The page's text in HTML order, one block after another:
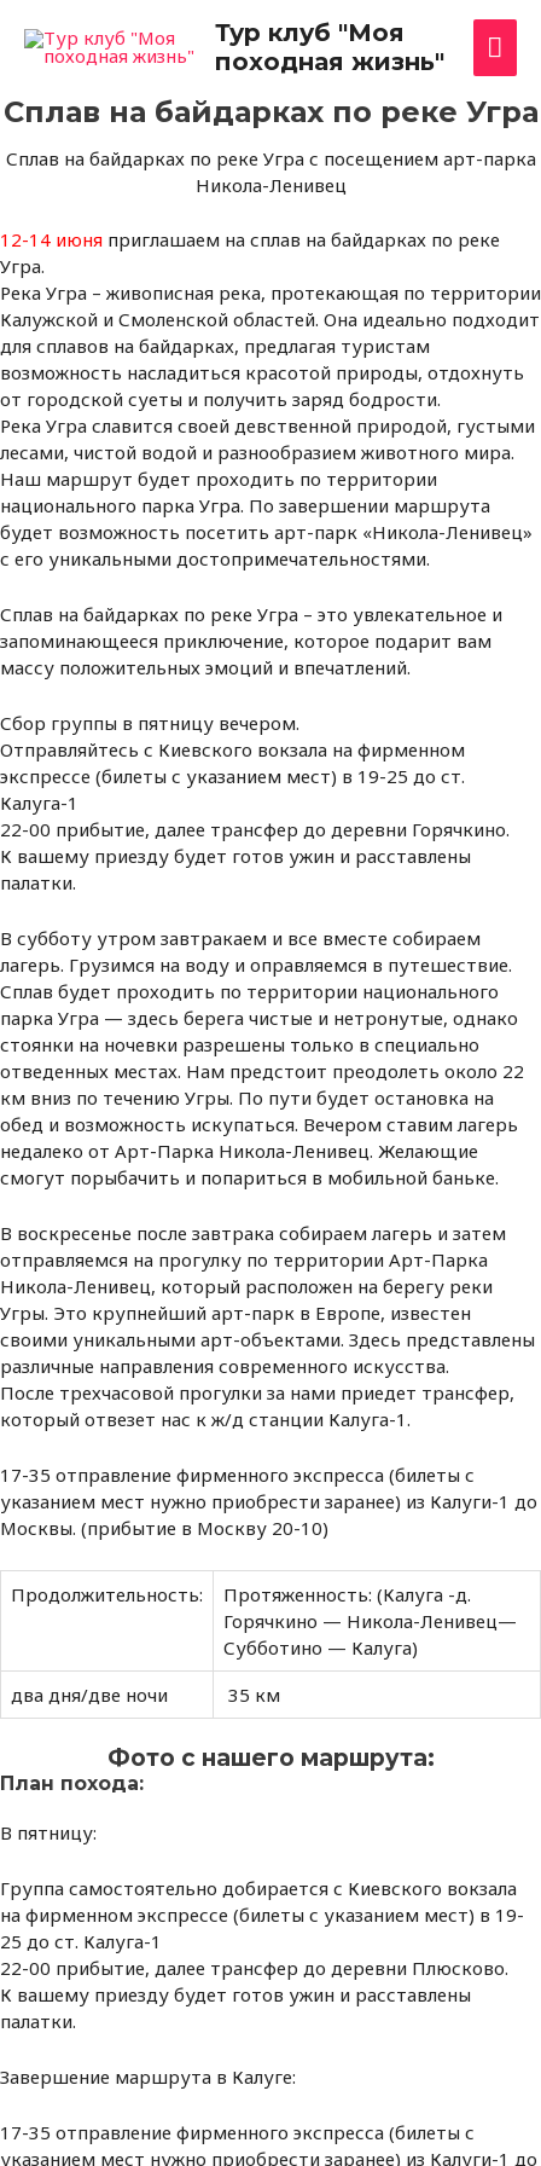
содержимому
Тур клуб "Моя
походная жизнь"
Сплав на байдарках по реке Угра
Сплав на байдарках по реке Угра с посещением арт-парка
Никола-Ленивец
12-14 июня приглашаем на сплав на байдарках по реке
Угра.
Река Угра – живописная река, протекающая по территории
Калужской и Смоленской областей. Она идеально подходит
для сплавов на байдарках, предлагая туристам
возможность насладиться красотой природы, отдохнуть
от городской суеты и получить заряд бодрости.
Река Угра славится своей девственной природой, густыми
лесами, чистой водой и разнообразием животного мира.
Наш маршрут будет проходить по территории
национального парка Угра. По завершении маршрута
будет возможность посетить арт-парк «Никола-Ленивец»
с его уникальными достопримечательностями.
Сплав на байдарках по реке Угра – это увлекательное и
запоминающееся приключение, которое подарит вам
массу положительных эмоций и впечатлений.
Сбор группы в пятницу вечером.
Отправляйтесь с Киевского вокзала на фирменном
экспрессе (билеты с указанием мест) в 19-25 до ст.
Калуга-1
22-00 прибытие, далее трансфер до деревни Горячкино.
К вашему приезду будет готов ужин и расставлены
палатки.
В субботу утром завтракаем и все вместе собираем
лагерь. Грузимся на воду и оправляемся в путешествие.
Сплав будет проходить по территории национального
парка Угра — здесь берега чистые и нетронутые, однако
стоянки на ночевки разрешены только в специально
отведенных местах. Нам предстоит преодолеть около 22
км вниз по течению Угры. По пути будет остановка на
обед и возможность искупаться. Вечером ставим лагерь
недалеко от Арт-Парка Никола-Ленивец. Желающие
смогут порыбачить и попариться в мобильной баньке.
В воскресенье после завтрака собираем лагерь и затем
отправляемся на прогулку по территории Арт-Парка
Никола-Ленивец, который расположен на берегу реки
Угры. Это крупнейший арт-парк в Европе, известен
своими уникальными арт-объектами. Здесь представлены
различные направления современного искусства.
После трехчасовой прогулки за нами приедет трансфер,
который отвезет нас к ж/д станции Калуга-1.
17-35 отправление фирменного экспресса (билеты с
указанием мест нужно приобрести заранее) из Калуги-1 до
Москвы. (прибытие в Москву 20-10)
Продолжительность:
Протяженность: (Калуга -д.
Горячкино — Никола-Ленивец—
Субботино — Калуга)
два дня/две ночи
35 км
Фото с нашего маршрута:
План похода:
В пятницу:
Группа самостоятельно добирается с Киевского вокзала
на фирменном экспрессе (билеты с указанием мест) в 19-
25 до ст. Калуга-1
22-00 прибытие, далее трансфер до деревни Плюсково.
К вашему приезду будет готов ужин и расставлены
палатки.
Завершение маршрута в Калуге:
17-35 отправление фирменного экспресса (билеты с
указанием мест нужно приобрести заранее) из Калуги-1 до